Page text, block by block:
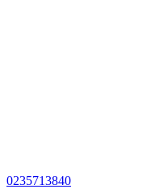
0235713840